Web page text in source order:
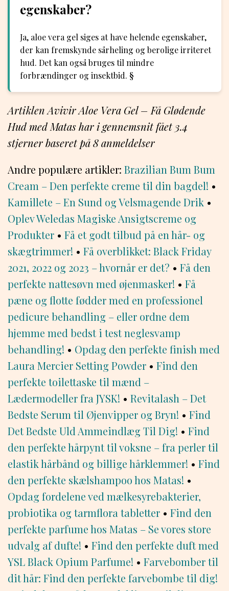
egenskaber?
Ja, aloe vera gel siges at have helende egenskaber,
der kan fremskynde sårheling og berolige irriteret
hud. Det kan også bruges til mindre
forbrændinger og insektbid. §
Artiklen Avivir Aloe Vera Gel – Få Glødende
Hud med Matas har i gennemsnit fået3.4
stjerner baseret på8anmeldelser
Andre populære artikler: Brazilian Bum Bum
Cream – Den perfekte creme til din bagdel! •
Kamillete – En Sund og Velsmagende Drik •
Oplev Weledas Magiske Ansigtscreme og
Produkter • Få et godt tilbud på en hår- og
skægtrimmer! • Få overblikket: Black Friday
2021, 2022 og 2023 – hvornår er det? • Få den
perfekte nattesøvn med øjenmasker! • Få
pæne og flotte fødder med en professionel
pedicure behandling – eller ordne dem
hjemme med bedst i test neglesvamp
behandling! • Opdag den perfekte finish med
Laura Mercier Setting Powder • Find den
perfekte toilettaske til mænd –
Lædermodeller fra JYSK! • Revitalash – Det
Bedste Serum til Øjenvipper og Bryn! • Find
Det Bedste Uld Ammeindlæg Til Dig! • Find
den perfekte hårpynt til voksne – fra perler til
elastik hårbånd og billige hårklemmer! • Find
den perfekte skælshampoo hos Matas! •
Opdag fordelene ved mælkesyrebakterier,
probiotika og tarmflora tabletter • Find den
perfekte parfume hos Matas – Se vores store
udvalg af dufte! • Find den perfekte duft med
YSL Black Opium Parfume! • Farvebomber til
dit hår: Find den perfekte farvebombe til dig!